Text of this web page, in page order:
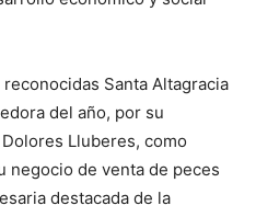
Santa Altagracia
del año, por su
Lluberes, como
negocio de venta de peces
destacada de la